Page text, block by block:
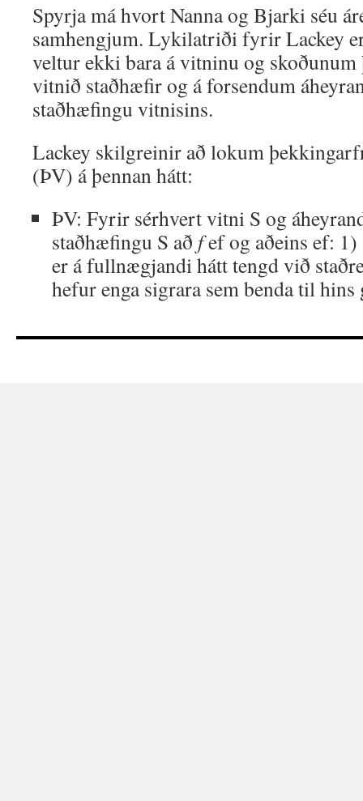
Spyrja má hvort Nanna og Bjarki séu
samhengjum. Lykilatriði fyrir Lackey
veltur ekki bara á vitninu og skoðunum
vitnið staðhæfir og á forsendum
staðhæfingu vitnisins.
Lackey skilgreinir að lokum
(ÞV) á þennan hátt:
ÞV: Fyrir sérhvert vitni S og
staðhæfingu S að fef og aðeins ef:
er á fullnægjandi hátt tengd við
hefur enga sigrara sem benda til hins